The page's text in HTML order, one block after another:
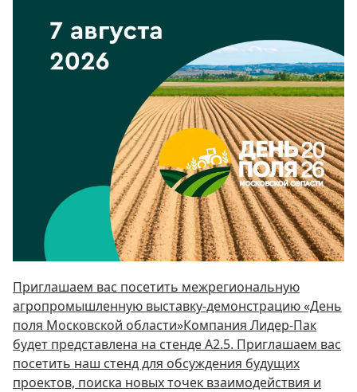
Приглашаем вас посетить межрегиональную
агропромышленную выставку-демонстрацию «День
поля Московской области»Компания Лидер-Пак
будет представлена на стенде А2.5. Приглашаем вас
посетить наш стенд для обсуждения будущих
проектов, поиска новых точек взаимодействия и